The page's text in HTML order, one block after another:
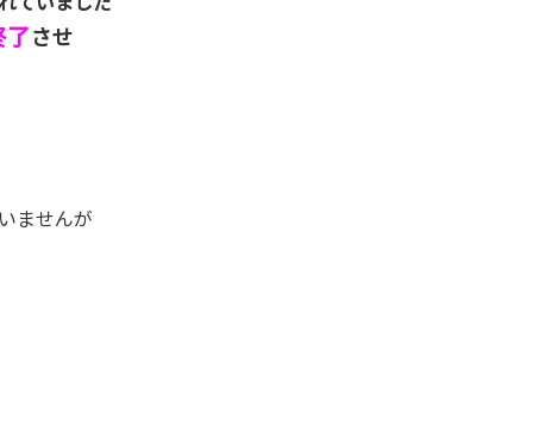
させ
ませんが